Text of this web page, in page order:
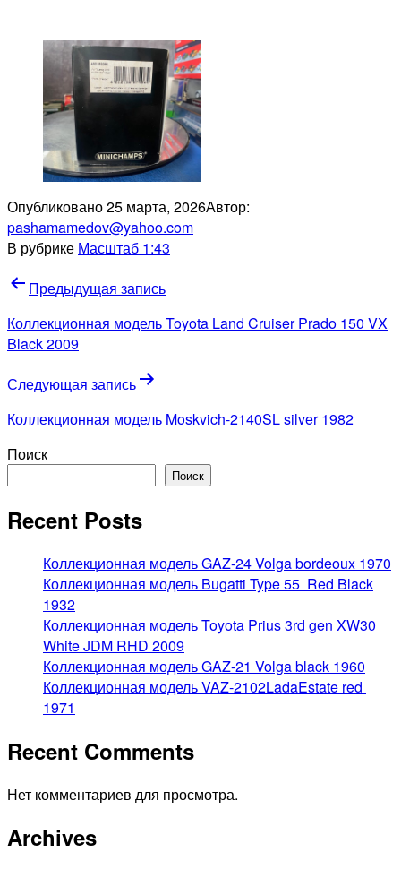
Опубликовано25 марта, 2026Автор:
pashamamedov@yahoo.com
В рубрике Масштаб 1:43
Навигация
по
записям
Предыдущая запись
Коллекционная модель Toyota Land Cruiser Prado 150 VX
Black 2009
Следующая запись
Коллекционная модель Moskvich-2140SL silver 1982
Поиск
Поиск
Recent Posts
Коллекционная модель GAZ-24 Volga bordeoux 1970
Коллекционная модель Bugatti Type 55 Red Black
1932
Коллекционная модель Toyota Prius 3rd gen XW30
White JDM RHD 2009
Коллекционная модель GAZ-21 Volga black 1960
Коллекционная модель VAZ-2102LadaEstate red
1971
Recent Comments
Нет комментариев для просмотра.
Archives